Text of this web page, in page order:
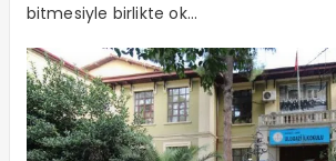
bitmesiyle birlikte ok...